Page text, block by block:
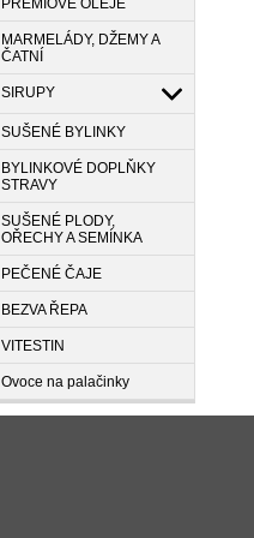
PREMIOVÉ OLEJE
MARMELÁDY, DŽEMY A
ČATNÍ
SIRUPY
SUŠENÉ BYLINKY
BYLINKOVÉ DOPLŇKY
STRAVY
SUŠENÉ PLODY,
OŘECHY A SEMÍNKA
PEČENÉ ČAJE
BEZVA ŘEPA
VITESTIN
Ovoce na palačinky